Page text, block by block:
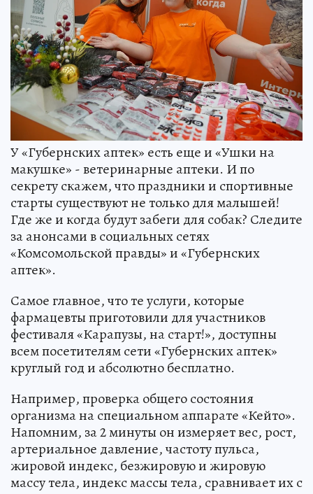
У «Губернских аптек» есть еще и «Ушки на
макушке» - ветеринарные аптеки. И по
секрету скажем, что праздники и спортивные
старты существуют не только для малышей!
Где же и когда будут забеги для собак? Следите
за анонсами в социальных сетях
«Комсомольской правды» и «Губернских
аптек».
Самое главное, что те услуги, которые
фармацевты приготовили для участников
фестиваля «Карапузы, на старт!», доступны
всем посетителям сети «Губернских аптек»
круглый год и абсолютно бесплатно.
Например, проверка общего состояния
организма на специальном аппарате «Кейто».
Напомним, за 2 минуты он измеряет вес, рост,
артериальное давление, частоту пульса,
жировой индекс, безжировую и жировую
массу тела, индекс массы тела, сравнивает их с